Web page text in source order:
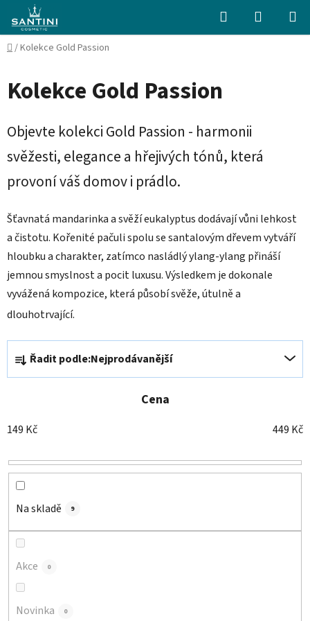
obsah
Hledat
KOŠÍK
Domů
/Kolekce Gold Passion
Kolekce Gold Passion
Objevte kolekci Gold Passion - harmonii
svěžesti, elegance a hřejivých tónů, která
provoní váš domov i prádlo.
Šťavnatá mandarinka a svěží eukalyptus dodávají vůni lehkost
a čistotu. Kořenité pačuli spolu se santalovým dřevem vytváří
hloubku a charakter, zatímco nasládlý ylang-ylang přináší
jemnou smyslnost a pocit luxusu. Výsledkem je dokonale
vyvážená kompozice, která působí svěže, útulně a
dlouhotrvající.
Ř
z
n
í
p
r
u
Řadit podle:Nejprodávanější
Cena
149 Kč 449 Kč
Na skladě 9
Akce 0
Novinka 0